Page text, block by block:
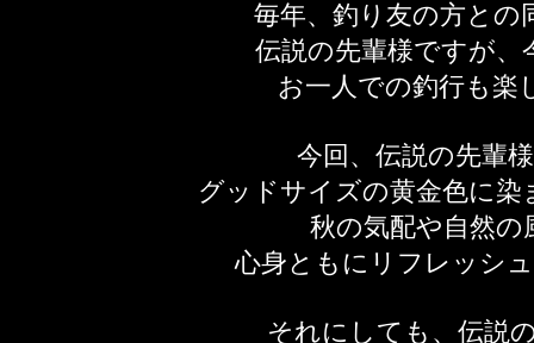
毎年、釣り友の方と
伝説の先輩様ですが
お一人での釣行も楽
今回、伝説の先輩
グッドサイズの黄金色に
秋の気配や自然の
心身ともにリフレッシ
それにしても、伝説